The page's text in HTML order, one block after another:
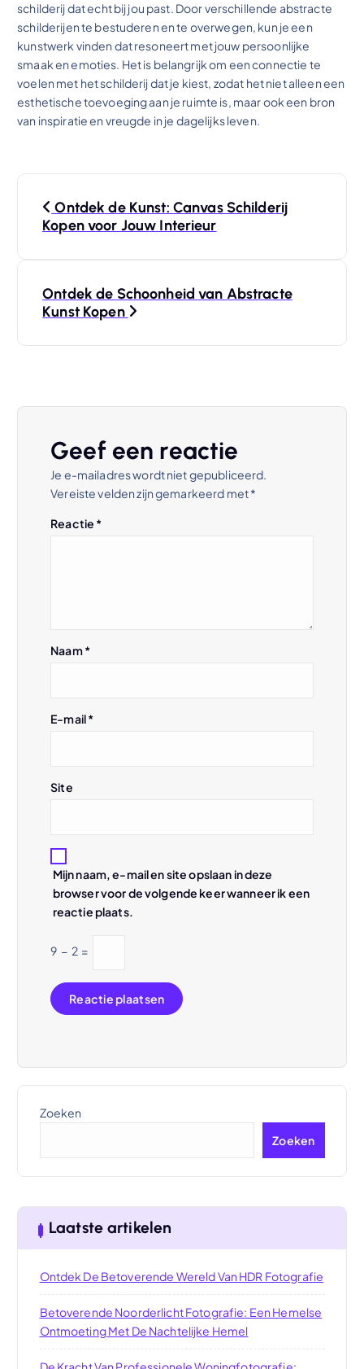
schilderij dat echt bij jou past. Door verschillende abstracte
schilderijen te bestuderen en te overwegen, kun je een
kunstwerk vinden dat resoneert met jouw persoonlijke
smaak en emoties. Het is belangrijk om een connectie te
voelen met het schilderij dat je kiest, zodat het niet alleen een
esthetische toevoeging aan je ruimte is, maar ook een bron
van inspiratie en vreugde in je dagelijks leven.
Ontdek de Kunst: Canvas Schilderij
Kopen voor Jouw Interieur
Ontdek de Schoonheid van Abstracte
Kunst Kopen
Geef een reactie
Je e-mailadres wordt niet gepubliceerd.
Vereiste velden zijn gemarkeerd met*
Reactie *
Naam*
E-mail*
Site
Mijn naam, e-mail en site opslaan in deze
browser voor de volgende keer wanneer ik een
reactie plaats.
9 − 2 =
Zoeken
Zoeken
Laatste artikelen
Ontdek De Betoverende Wereld Van HDR Fotografie
Betoverende Noorderlicht Fotografie: Een Hemelse
Ontmoeting Met De Nachtelijke Hemel